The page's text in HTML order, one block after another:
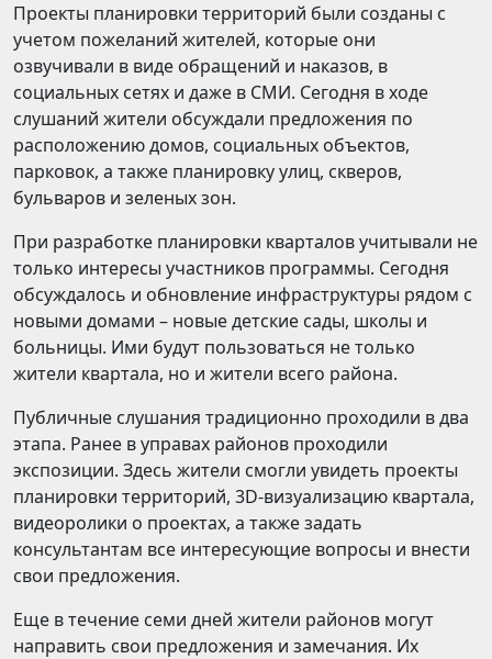
Проекты планировки территорий были созданы с
учетом пожеланий жителей, которые они
озвучивали в виде обращений и наказов, в
социальных сетях и даже в СМИ. Сегодня в ходе
слушаний жители обсуждали предложения по
расположению домов, социальных объектов,
парковок, а также планировку улиц, скверов,
бульваров и зеленых зон.
При разработке планировки кварталов учитывали не
только интересы участников программы. Сегодня
обсуждалось и обновление инфраструктуры рядом с
новыми домами – новые детские сады, школы и
больницы. Ими будут пользоваться не только
жители квартала, но и жители всего района.
Публичные слушания традиционно проходили в два
этапа. Ранее в управах районов проходили
экспозиции. Здесь жители смогли увидеть проекты
планировки территорий, 3D-визуализацию квартала,
видеоролики о проектах, а также задать
консультантам все интересующие вопросы и внести
свои предложения.
Еще в течение семи дней жители районов могут
направить свои предложения и замечания. Их